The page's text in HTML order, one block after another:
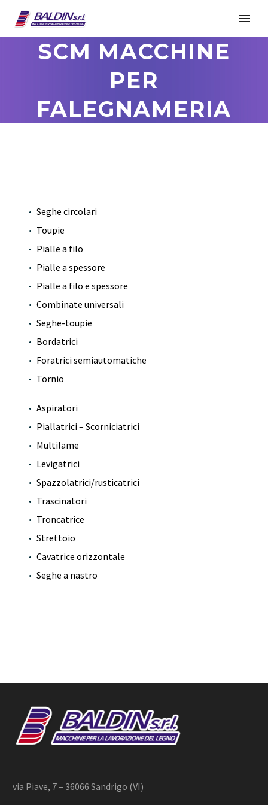
SCM MACCHINE
PER
FALEGNAMERIA
Seghe circolari
Toupie
Pialle a filo
Pialle a spessore
Pialle a filo e spessore
Combinate universali
Seghe-toupie
Bordatrici
Foratrici semiautomatiche
Tornio
Aspiratori
Piallatrici – Scorniciatrici
Multilame
Levigatrici
Spazzolatrici/rusticatrici
Trascinatori
Troncatrice
Strettoio
Cavatrice orizzontale
Seghe a nastro
via Piave, 7 – 36066 Sandrigo (VI)